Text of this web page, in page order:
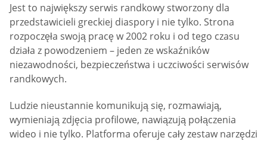
Jest to największy serwis randkowy stworzony dla
przedstawicieli greckiej diaspory i nie tylko. Strona
rozpoczęła swoją pracę w 2002 roku i od tego czasu
działa z powodzeniem – jeden ze wskaźników
niezawodności, bezpieczeństwa i uczciwości serwisów
randkowych.
Ludzie nieustannie komunikują się, rozmawiają,
wymieniają zdjęcia profilowe, nawiązują połączenia
wideo i nie tylko. Platforma oferuje cały zestaw narzędzi